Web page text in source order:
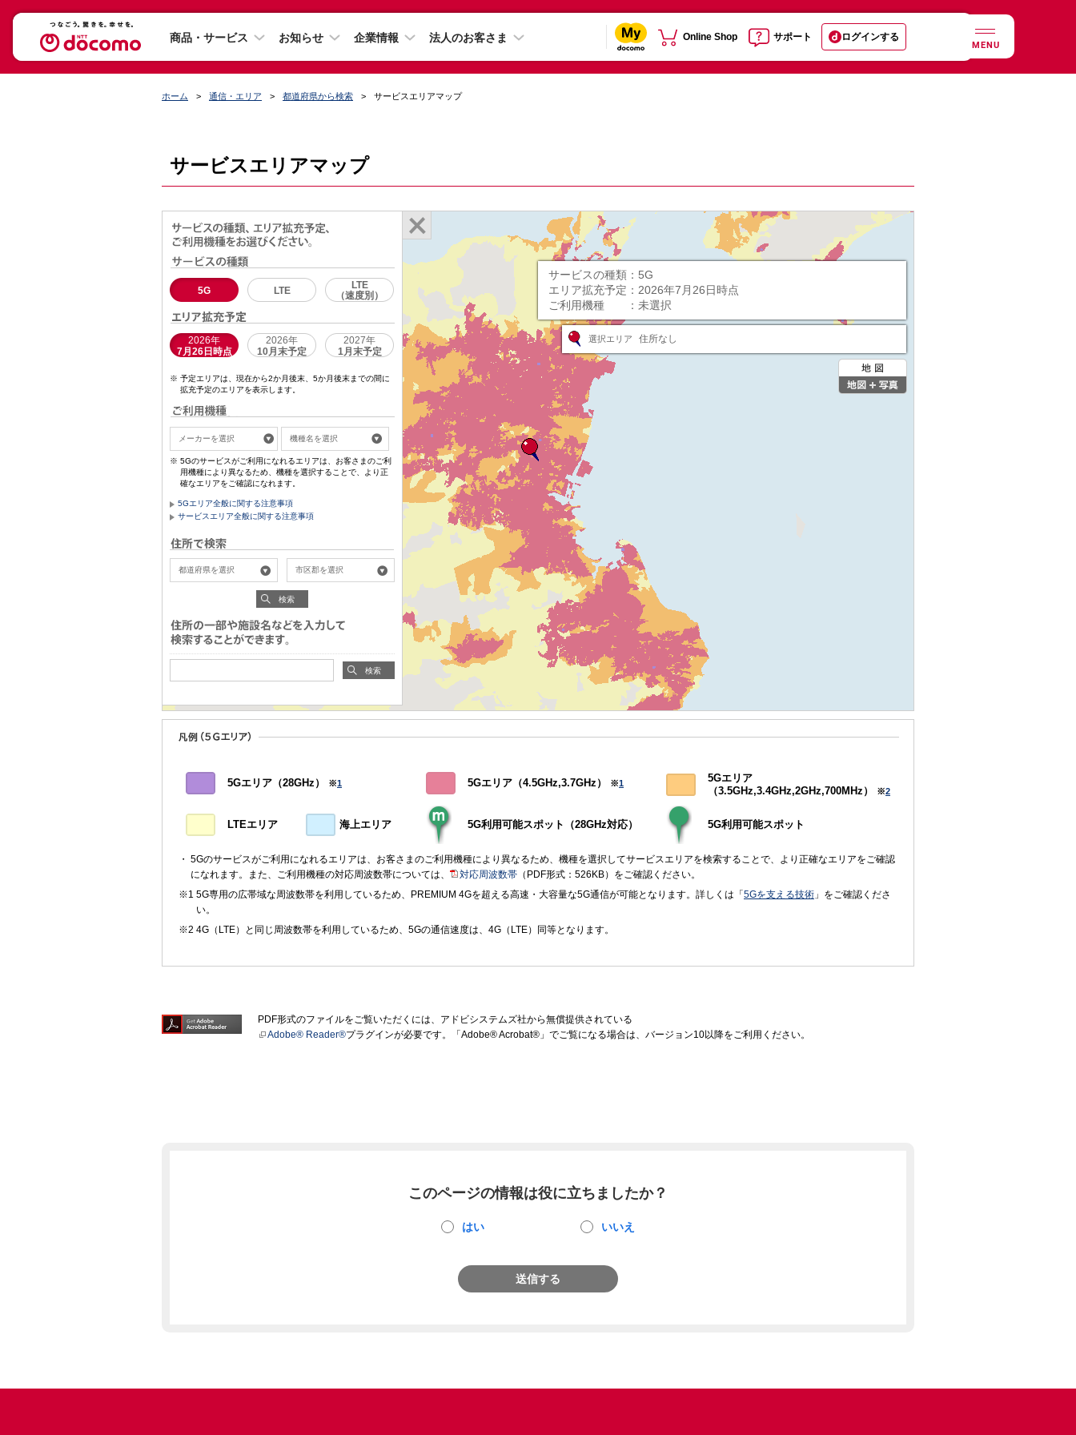
商品・サービス お知らせ 企業情報 法人のお客さま Online Shop サポート ログインする
MENU
ホーム 通信・エリア 都道府県から検索 サービスエリアマップ
サービスエリアマップ
5G LTE
LTE
（速度別）
2026年
7月26日時点
2026年
10月末予定
2027年
1月末予定
予定エリアは、現在から2か月後末、5か月後末までの間に
拡充予定のエリアを表示します。
5Gのサービスがご利用になれるエリアは、お客さまのご利
用機種により異なるため、機種を選択することで、より正
確なエリアをご確認になれます。
5Gエリア全般に関する注意事項
サービスエリア全般に関する注意事項
検索
検索
サービスの種類： 5G
エリア拡充予定： 2026年7月26日時点
ご利用機種 ： 未選択
選択エリア 住所なし
5Gエリア（28GHz） ※1 5Gエリア（4.5GHz,3.7GHz） ※1
5Gエリア
（3.5GHz,3.4GHz,2GHz,700MHz）
※2
LTEエリア 海上エリア 5G利用可能スポット（28GHz対応） 5G利用可能スポット
5Gのサービスがご利用になれるエリアは、お客さまのご利用機種により異なるため、機種を選択してサービスエリアを検索することで、より正確なエリアをご確認
になれます。また、ご利用機種の対応周波数帯については、
対応周波数帯 （PDF形式：526KB）をご確認ください。
5G専用の広帯域な周波数帯を利用しているため、PREMIUM 4Gを超える高速・大容量な5G通信が可能となります。詳しくは「 5Gを支える技術 」をご確認くださ
い。
4G（LTE）と同じ周波数帯を利用しているため、5Gの通信速度は、4G（LTE）同等となります。
PDF形式のファイルをご覧いただくには、アドビシステムズ社から無償提供されている
Adobe® Reader®プラグインが必要です。「Adobe® Acrobat®」でご覧になる場合は、バージョン10以降をご利用ください。
このページの情報は役に立ちましたか？
はい いいえ
送信する